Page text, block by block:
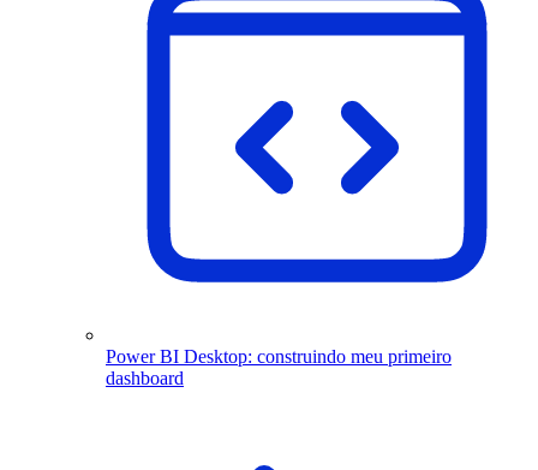
Power BI Desktop: construindo meu primeiro
dashboard